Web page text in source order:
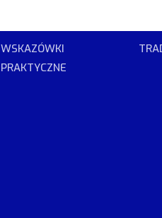
WSKAZÓWKI
PRAKTYCZNE